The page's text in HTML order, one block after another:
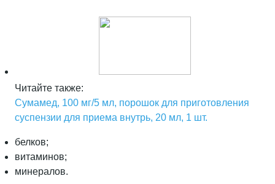
Читайте также:
Сумамед, 100 мг/5 мл, порошок для приготовления
суспензии для приема внутрь, 20 мл, 1 шт.
белков;
витаминов;
минералов.